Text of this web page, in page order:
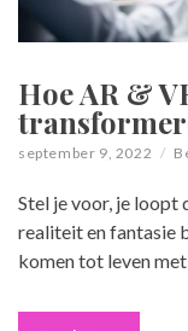
Hoe AR &
september 9, 2022
Stel je voor, je loopt
realiteit en fantasie
komen tot leven